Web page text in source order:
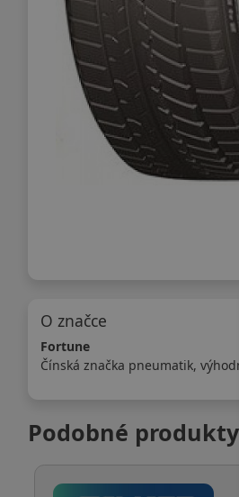
O značce
Fortune
Čínská značka pneumatik,
Podobné produkty